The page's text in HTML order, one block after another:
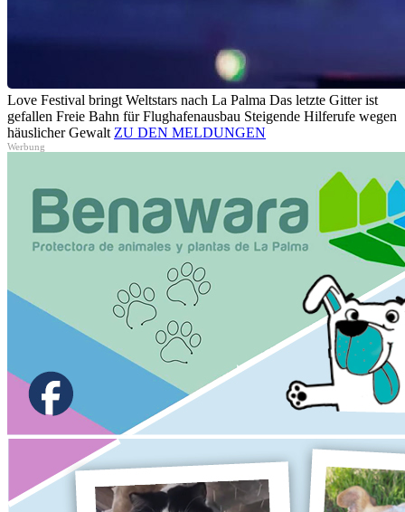
Love Festival bringt Weltstars nach La Palma Das letzte Gitter ist
gefallen Freie Bahn für Flughafenausbau Steigende Hilferufe wegen
häuslicher Gewalt ZU DEN MELDUNGEN
Werbung